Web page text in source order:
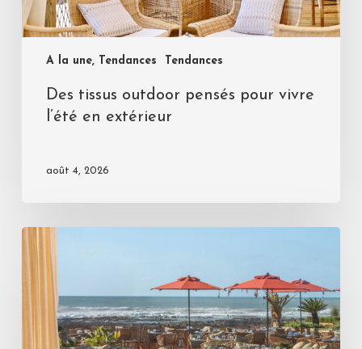
A la une, Tendances Tendances
Des tissus outdoor pensés pour vivre
l’été en extérieur
août 4, 2026